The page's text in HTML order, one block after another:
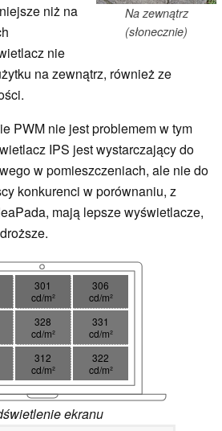
Na zewnątrz
(słonecznie)
niż na
nie
na zewnątrz, również ze
PWM nie jest problemem w tym
IPS jest wystarczający do
w pomieszczeniach, ale nie do
konkurenci w porównaniu, z
mają lepsze wyświetlacze,
301
cd/m²
306
cd/m²
328
cd/m²
331
cd/m²
312
cd/m²
322
cd/m²
ekranu